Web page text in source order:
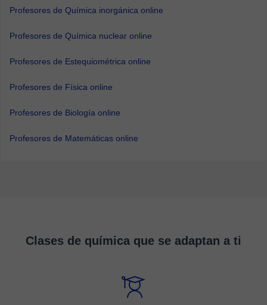
Profesores de Química inorgánica online
Profesores de Química nuclear online
Profesores de Estequiométrica online
Profesores de Física online
Profesores de Biología online
Profesores de Matemáticas online
Clases de química que se adaptan a ti